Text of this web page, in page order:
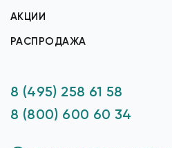
АКЦИИ
РАСПРОДАЖА
8 (495) 258 61 58
8 (800) 600 60 34